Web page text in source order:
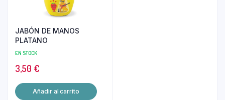
JABÓN DE MANOS
PLATANO
EN STOCK
3,50 €
Añadir al carrito